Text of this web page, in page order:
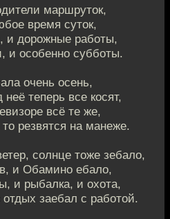
маршруток,
время суток,
и дорожные работы,
и особенно субботы.
очень осень,
теперь все косят,
всё те же,
резвятся на манеже.
солнце тоже зебало,
и Обамино ебало,
и рыбалка, и охота,
заебал с работой.